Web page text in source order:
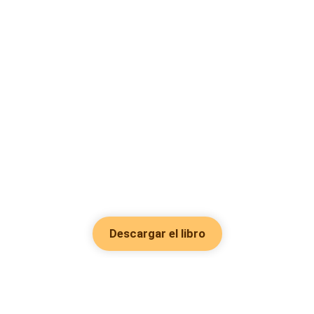
Descargar el libro